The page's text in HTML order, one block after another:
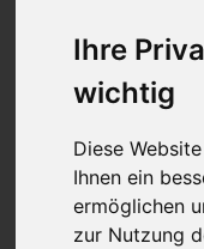
Ihre
wichtig
Diese
Ihnen ein
ermöglichen
zur Nutzung
ab 100€
(innerhalb